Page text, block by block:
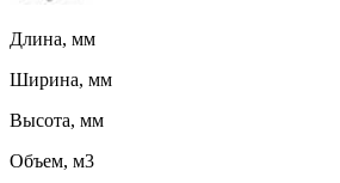
Длина, мм
Ширина, мм
Высота, мм
Объем, м3